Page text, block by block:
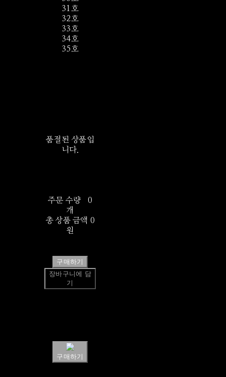
31호
32호
33호
34호
35호
품절된 상품입
니다.
주문 수량
0
개
총 상품 금액 0
원
구매하기
장바구니에 담
기
구매하기